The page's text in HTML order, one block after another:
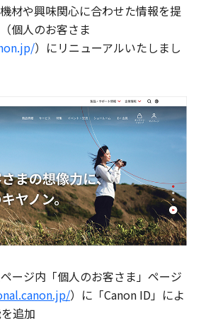
材や興味関心に合わせた情報を提
個人のお客さま
）にリニューアルいたしまし
ージ内「個人のお客さま」ページ
）に「Canon ID」によ
追加